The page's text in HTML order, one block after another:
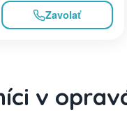
Zavolať
v